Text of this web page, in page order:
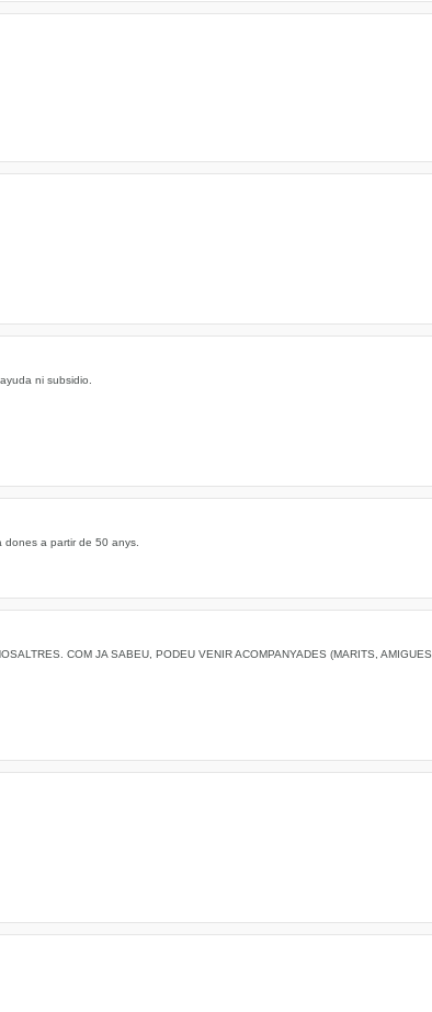
ni subsidio.
a partir de 50 anys.
COM JA SABEU, PODEU VENIR ACOMPANYADES (MARITS, AMIGUES,